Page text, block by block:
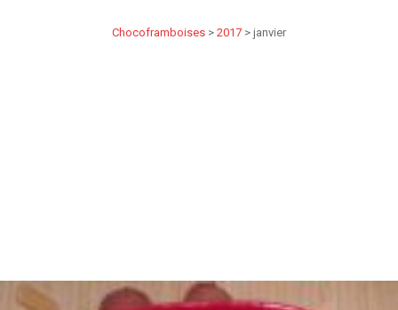
Chocoframboises > 2017 > janvier